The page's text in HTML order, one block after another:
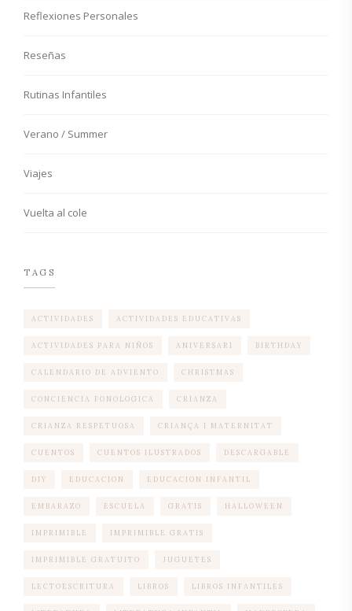
Reflexiones Personales
Reseñas
Rutinas Infantiles
Verano / Summer
Viajes
Vuelta al cole
TAGS
ACTIVIDADES ACTIVIDADES EDUCATIVAS
ACTIVIDADES PARA NIÑOS ANIVERSARI BIRTHDAY
CALENDARIO DE ADVIENTO CHRISTMAS
CONCIENCIA FONOLOGICA CRIANZA
CRIANZA RESPETUOSA CRIANÇA I MATERNITAT
CUENTOS CUENTOS ILUSTRADOS DESCARGABLE
DIY EDUCACION EDUCACION INFANTIL
EMBARAZO ESCUELA GRATIS HALLOWEEN
IMPRIMIBLE IMPRIMIBLE GRATIS
IMPRIMIBLE GRATUITO JUGUETES
LECTOESCRITURA LIBROS LIBROS INFANTILES